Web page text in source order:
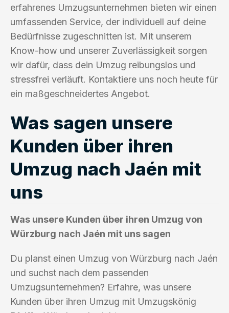
erfahrenes Umzugsunternehmen bieten wir einen
umfassenden Service, der individuell auf deine
Bedürfnisse zugeschnitten ist. Mit unserem
Know-how und unserer Zuverlässigkeit sorgen
wir dafür, dass dein Umzug reibungslos und
stressfrei verläuft. Kontaktiere uns noch heute für
ein maßgeschneidertes Angebot.
Was sagen unsere
Kunden über ihren
Umzug nach Jaén mit
uns
Was unsere Kunden über ihren Umzug von
Würzburg nach Jaén mit uns sagen
Du planst einen Umzug von Würzburg nach Jaén
und suchst nach dem passenden
Umzugsunternehmen? Erfahre, was unsere
Kunden über ihren Umzug mit Umzugskönig